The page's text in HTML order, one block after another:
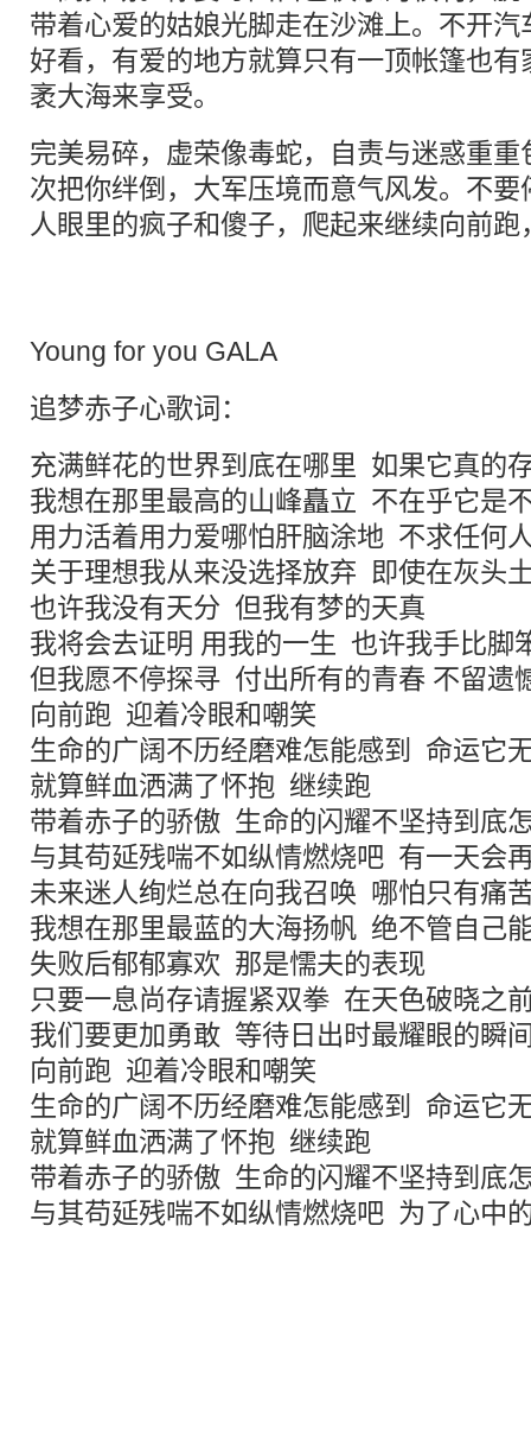
带着心爱的姑娘光脚走在沙滩上。不开
好看，有爱的地方就算只有一顶帐篷也
袤大海来享受。
完美易碎，虚荣像毒蛇，自责与迷惑重
次把你绊倒，大军压境而意气风发。不
人眼里的疯子和傻子，爬起来继续向前
Young for you GALA
追梦赤子心歌词：
充满鲜花的世界到底在哪里 如果它真的
我想在那里最高的山峰矗立 不在乎它是
用力活着用力爱哪怕肝脑涂地 不求任何
关于理想我从来没选择放弃 即使在灰头
也许我没有天分 但我有梦的天真
我将会去证明 用我的一生 也许我手比脚
但我愿不停探寻 付出所有的青春 不留遗
向前跑 迎着冷眼和嘲笑
生命的广阔不历经磨难怎能感到 命运它
就算鲜血洒满了怀抱 继续跑
带着赤子的骄傲 生命的闪耀不坚持到底
与其苟延残喘不如纵情燃烧吧 有一天会
未来迷人绚烂总在向我召唤 哪怕只有痛
我想在那里最蓝的大海扬帆 绝不管自己
失败后郁郁寡欢 那是懦夫的表现
只要一息尚存请握紧双拳 在天色破晓之
我们要更加勇敢 等待日出时最耀眼的瞬
向前跑 迎着冷眼和嘲笑
生命的广阔不历经磨难怎能感到 命运它
就算鲜血洒满了怀抱 继续跑
带着赤子的骄傲 生命的闪耀不坚持到底
与其苟延残喘不如纵情燃烧吧 为了心中